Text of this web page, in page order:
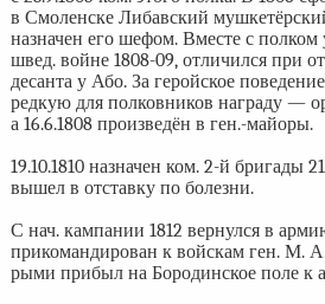
в Смоленске Либавский
назначен его шефом. Вместе с полком
швед. войне 1808-09, отличился при
десанта у Або. За геройское
редкую для полковников награду —
а 16.6.1808 произведён в ген.-майоры.
19.10.1810 назначен ком. 2-й бригады
вышел в отставку по болезни.
С нач. кампании 1812 вернулся в
прикомандирован к войскам ген. М.
рыми прибыл на Бородинское поле к